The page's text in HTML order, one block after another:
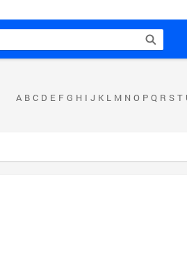
A B C D E F G H I J K L M N O P Q R S T